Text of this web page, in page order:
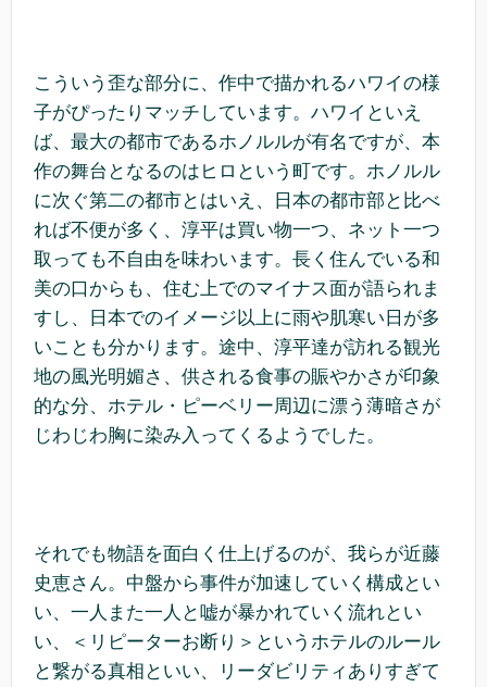
こういう歪な部分に、作中で描かれるハワイの様
子がぴったりマッチしています。ハワイといえ
ば、最大の都市であるホノルルが有名ですが、本
作の舞台となるのはヒロという町です。ホノルル
に次ぐ第二の都市とはいえ、日本の都市部と比べ
れば不便が多く、淳平は買い物一つ、ネット一つ
取っても不自由を味わいます。長く住んでいる和
美の口からも、住む上でのマイナス面が語られま
すし、日本でのイメージ以上に雨や肌寒い日が多
いことも分かります。途中、淳平達が訪れる観光
地の風光明媚さ、供される食事の賑やかさが印象
的な分、ホテル・ピーベリー周辺に漂う薄暗さが
じわじわ胸に染み入ってくるようでした。
それでも物語を面白く仕上げるのが、我らが近藤
史恵さん。中盤から事件が加速していく構成とい
い、一人また一人と嘘が暴かれていく流れとい
い、＜リピーターお断り＞というホテルのルール
と繋がる真相といい、リーダビリティありすぎて